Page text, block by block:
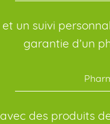
et un suivi
garantie d’un
avec des produits